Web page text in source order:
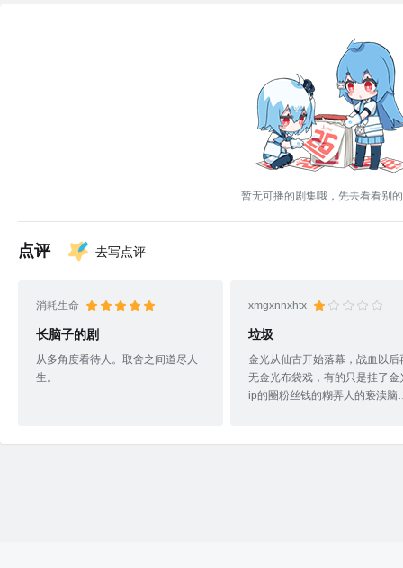
暂无可播的剧集哦，先去看看别
点评 去写点评
消耗生命
长脑子的剧
从多角度看待人。取舍之间道尽人
生。
xmgxnnxhtx
垃圾
金光从仙古开始落幕，战血以后
无金光布袋戏，有的只是挂了金
ip的圈粉丝钱的糊弄人的亵渎脑